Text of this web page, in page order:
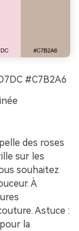
#C7B2A6
des roses
sur les
souhaitez
À
Astuce :
la